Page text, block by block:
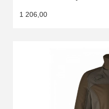
1 206,00